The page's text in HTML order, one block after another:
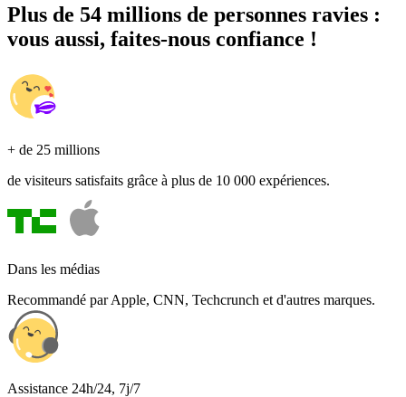
Plus de 54 millions de personnes ravies :
vous aussi, faites-nous confiance !
+ de 25 millions
de visiteurs satisfaits grâce à plus de 10 000 expériences.
Dans les médias
Recommandé par Apple, CNN, Techcrunch et d'autres marques.
Assistance 24h/24, 7j/7